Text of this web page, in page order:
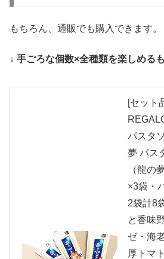
もちろん、通販でも購入できます。
↓ 手ごろな個数×全種類を楽しめる
[セット
パスタ
夢 パス
（龍の
×3袋・
2袋計8
と香味
ゼ・海
厚トマ